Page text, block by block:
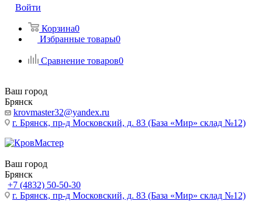
Войти
Корзина0
Избранные товары0
Сравнение товаров0
Ваш город
Брянск
krovmaster32@yandex.ru
г. Брянск, пр-д Московский, д. 83 (База «Мир» склад №12)
Ваш город
Брянск
+7 (4832) 50-50-30
г. Брянск, пр-д Московский, д. 83 (База «Мир» склад №12)